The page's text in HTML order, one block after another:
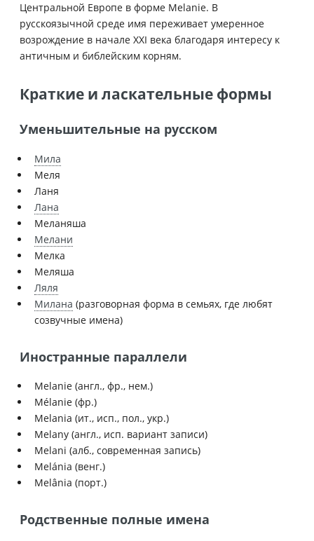
Центральной Европе в форме Melanie. В
русскоязычной среде имя переживает умеренное
возрождение в начале XXI века благодаря интересу к
античным и библейским корням.
Краткие и ласкательные формы
Уменьшительные на русском
Мила
Меля
Ланя
Лана
Меланяша
Мелани
Мелка
Меляша
Ляля
Милана (разговорная форма в семьях, где любят
созвучные имена)
Иностранные параллели
Melanie (англ., фр., нем.)
Mélanie (фр.)
Melania (ит., исп., пол., укр.)
Melany (англ., исп. вариант записи)
Melani (алб., современная запись)
Melánia (венг.)
Melânia (порт.)
Родственные полные имена